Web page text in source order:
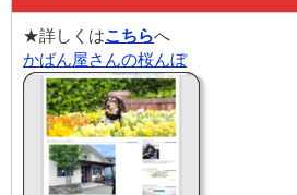
★詳しくはこちらへ
かばん屋さんの桜んぼ